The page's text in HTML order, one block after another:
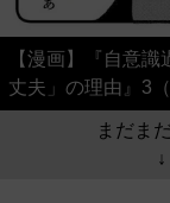
【漫画】『自意
丈夫」の理由』3
まだま